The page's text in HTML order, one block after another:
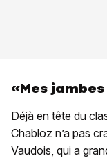
«Mes
Déjà en tête du
Chabloz n’a pas
Vaudois, qui a